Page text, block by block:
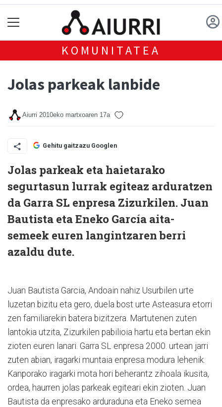
KOMUNITATEA
Jolas parkeak lanbide
Aiurri 2010eko martxoaren 17a
Gehitu gaitzazu Googlen
Jolas parkeak eta haietarako
segurtasun lurrak egiteaz arduratzen
da Garra SL enpresa Zizurkilen. Juan
Bautista eta Eneko García aita-
semeek euren langintzaren berri
azaldu dute.
Juan Bautista Garcia, Andoain nahiz Usurbilen urte
luzetan bizitu eta gero, duela bost urte Asteasura etorri
zen familiarekin batera bizitzera. Martutenen zuten
lantokia utzita, Zizurkilen pabilioia hartu eta bertan ekin
zioten euren lanari. Garra SL enpresa 2000. urtean jarri
zuten abian, iragarki muntaia enpresa modura lehenik.
Kanporako iragarki mota hori beherantz zihoala ikusita,
ordea, haurren jolas parkeak egiteari ekin zioten. Juan
Bautista da enpresako arduraduna eta Eneko semea